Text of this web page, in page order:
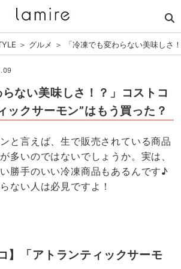
＞ グルメ ＞ 「冷凍でも変わらない美味しさ
らない美味しさ！？」コストコ
ックサーモン”はもう買った？
と言えば、生で販売されている商品
多いのではないでしょうか。実は、
勝手のいい冷凍商品もあるんです♪
ない人は必見ですよ！
】「アトランティックサーモ